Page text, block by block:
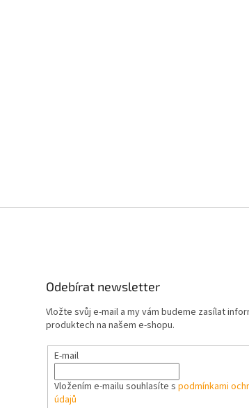
Odebírat newsletter
Vložte svůj e-mail a my vám budeme zasílat
produktech na našem e-shopu.
E-mail
Vložením e-mailu souhlasíte s podmínkami
údajů